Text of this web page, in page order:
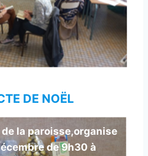
DE NOËL
la paroisse,organise
de 9h30 à